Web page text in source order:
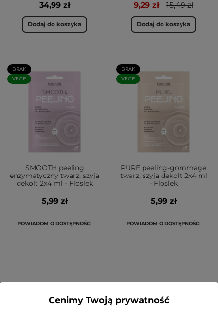
34,99 zł
Dodaj do koszyka
9,29 zł 15,49 zł
Dodaj do koszyka
BRAK
VEGE
SMOOTH peeling
enzymatyczny twarz, szyja
dekolt 2x4 ml - Floslek
5,99 zł
POWIADOM O DOSTĘPNOŚCI
BRAK
VEGE
PURE peeling-gommage
twarz, szyja dekolt 2x4 ml
- Floslek
5,99 zł
POWIADOM O DOSTĘPNOŚCI
PRODUKTY Z KATEGORII
Cenimy Twoją prywatność